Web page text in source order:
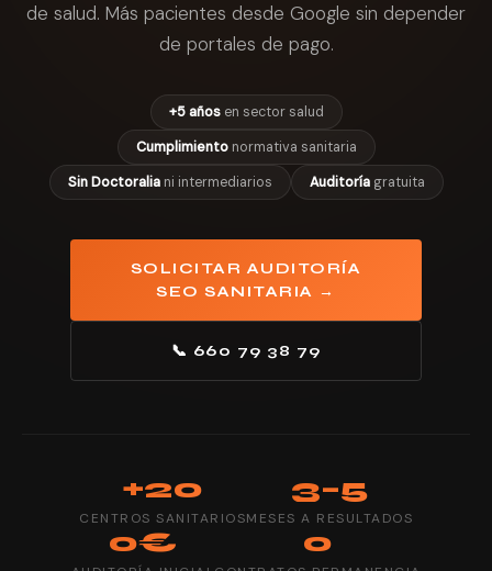
de salud. Más pacientes desde Google sin depender
de portales de pago.
+5 añosen sector salud
Cumplimientonormativa sanitaria
Sin Doctoraliani intermediarios Auditoríagratuita
SOLICITAR AUDITORÍA
SEO SANITARIA →
📞 660 79 38 79
+20
CENTROS SANITARIOS
3–5
MESES A RESULTADOS
0€ 0